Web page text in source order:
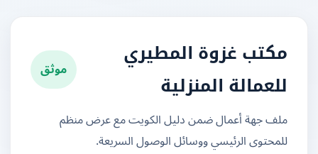
مكتب غزوة المطيري
للعمالة المنزلية
موثق
ملف جهة أعمال ضمن دليل الكويت مع عرض منظم
للمحتوى الرئيسي ووسائل الوصول السريعة.